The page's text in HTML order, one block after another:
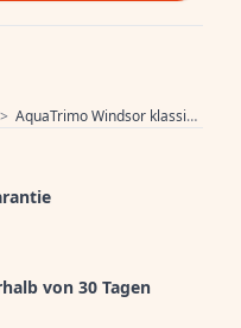
> AquaTrimo Windsor klassische Küchenarmatur in Nostalgie-Look, Schwarz matt 21WS7531SW
von 30 Tagen